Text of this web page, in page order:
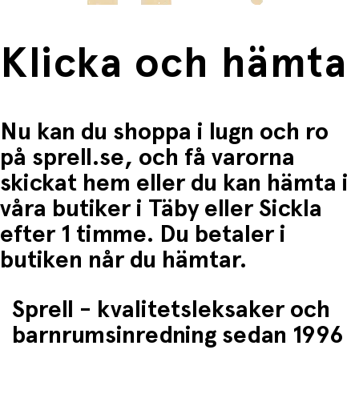
Strömkälla:
Uppladdningsbart batteri (USB-
laddning)
Skärm:Bakgrundsbelyst för enkel användning i
Rekommenderad ålder:
Från ca. 5 år och uppåt
Innehåll i förpackningen
2× Kidytalk walkie-talkies
2× bältesklips
2× handledsrem
1× laddkabel
Bruksanvisning + certifikat
Ladda enheterna med medföljande USB-kabel före
användning
Fäst bältesklips eller handledsrem för säker och
Klicka och hämta
Nu kan du shoppa i lugn och ro
på sprell.se, och få varorna
skickat hem eller du kan hämta i
våra butiker i Täby eller Sickla
efter 1 timme. Du betaler i
butiken når du hämtar.
Sprell - kvalitetsleksaker och
barnrumsinredning sedan 1996